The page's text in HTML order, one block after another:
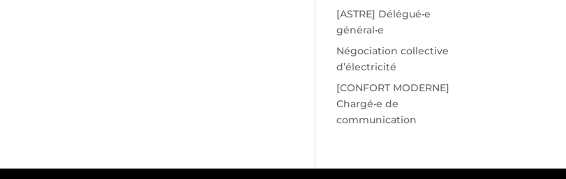
[ASTRE] Délégué•e
général•e
Négociation collective
d’électricité
[CONFORT MODERNE]
Chargé•e de
communication